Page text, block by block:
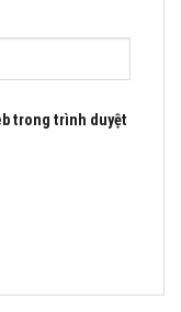
trong trình duyệt